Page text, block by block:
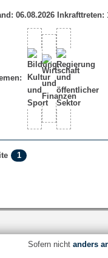
06.08.2026 Inkrafttreten:
1
Sofern nicht anders